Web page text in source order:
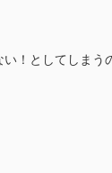
！としてしまう